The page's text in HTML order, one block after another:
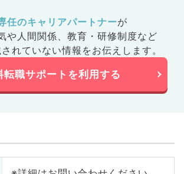
任のキャリアパートナーが
や人間関係、 教育・研修制度など
れていない情報をお伝えします。
転職サポートを利用する